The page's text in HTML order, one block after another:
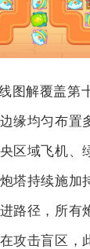
图解覆盖第
缘均匀布置
区域飞机、
塔持续施加
路径，所有
攻击盲区，